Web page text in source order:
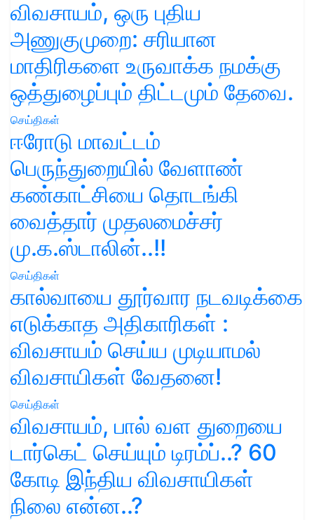
விவசாயம், ஒரு புதிய
அணுகுமுறை: சரியான
மாதிரிகளை உருவாக்க நமக்கு
ஒத்துழைப்பும் திட்டமும் தேவை.
செய்திகள்
ஈரோடு மாவட்டம்
பெருந்துறையில் வேளாண்
கண்காட்சியை தொடங்கி
வைத்தார் முதலமைச்சர்
மு.க.ஸ்டாலின்..!!
செய்திகள்
கால்வாயை தூர்வார நடவடிக்கை
எடுக்காத அதிகாரிகள் :
விவசாயம் செய்ய முடியாமல்
விவசாயிகள் வேதனை!
செய்திகள்
விவசாயம், பால் வள துறையை
டார்கெட் செய்யும் டிரம்ப்..? 60
கோடி இந்திய விவசாயிகள்
நிலை என்ன..?